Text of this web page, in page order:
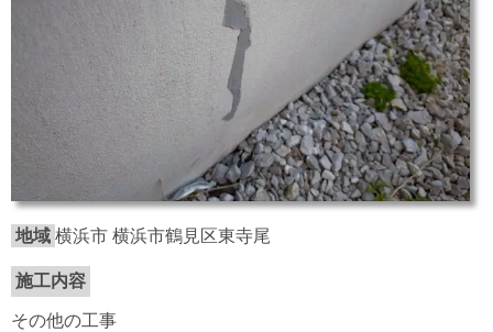
地域 横浜市 横浜市鶴見区東寺尾
施工内容
その他の工事